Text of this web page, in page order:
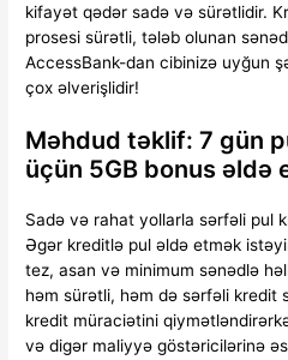
kifayət qədər sadə və sürətlidir.
prosesi sürətli, tələb olunan
AccessBank-dan cibinizə uyğun
çox əlverişlidir!
Məhdud təklif: 7 gün
üçün 5GB bonus əldə
Sadə və rahat yollarla sərfəli pul
Əgər kreditlə pul əldə etmək
tez, asan və minimum sənədlə
həm sürətli, həm də sərfəli kredit
kredit müraciətini
və digər maliyyə göstəricilərinə